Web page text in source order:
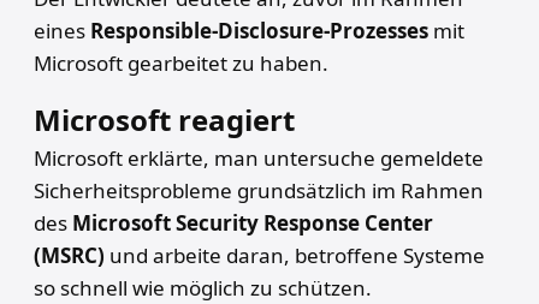
eines Responsible-Disclosure-Prozesses mit
Microsoft gearbeitet zu haben.
Microsoft reagiert
Microsoft erklärte, man untersuche gemeldete
Sicherheitsprobleme grundsätzlich im Rahmen
des Microsoft Security Response Center
(MSRC) und arbeite daran, betroffene Systeme
so schnell wie möglich zu schützen.